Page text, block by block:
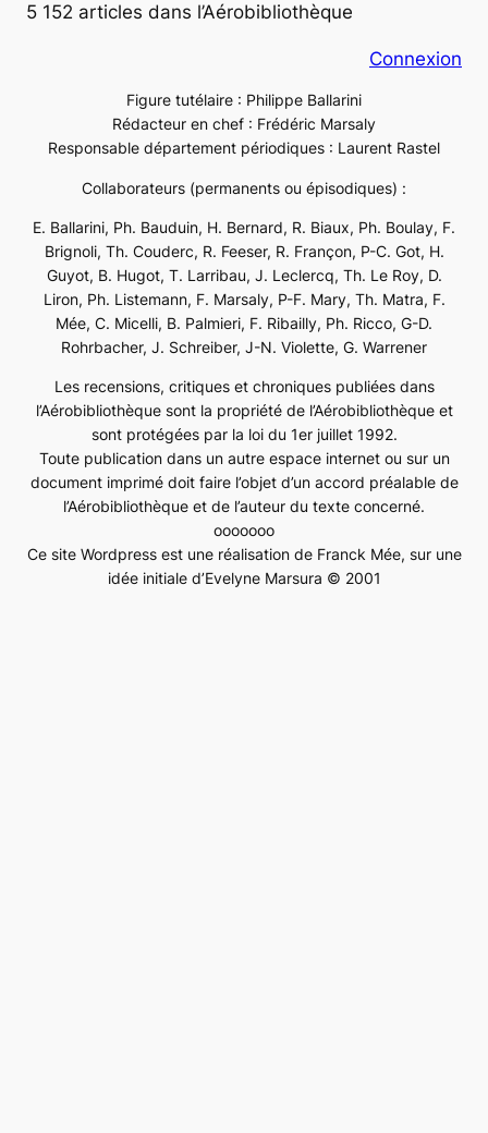
5 152 articles dans l’Aérobibliothèque
Connexion
Figure tutélaire : Philippe Ballarini
Rédacteur en chef : Frédéric Marsaly
Responsable département périodiques : Laurent Rastel
Collaborateurs (permanents ou épisodiques) :
E. Ballarini, Ph. Bauduin, H. Bernard, R. Biaux, Ph. Boulay, F.
Brignoli, Th. Couderc, R. Feeser, R. Françon, P-C. Got, H.
Guyot, B. Hugot, T. Larribau, J. Leclercq, Th. Le Roy, D.
Liron, Ph. Listemann, F. Marsaly, P-F. Mary, Th. Matra, F.
Mée, C. Micelli, B. Palmieri, F. Ribailly, Ph. Ricco, G-D.
Rohrbacher, J. Schreiber, J-N. Violette, G. Warrener
Les recensions, critiques et chroniques publiées dans
l’Aérobibliothèque sont la propriété de l’Aérobibliothèque et
sont protégées par la loi du 1er juillet 1992.
Toute publication dans un autre espace internet ou sur un
document imprimé doit faire l’objet d’un accord préalable de
l’Aérobibliothèque et de l’auteur du texte concerné.
ooooooo
Ce site Wordpress est une réalisation de Franck Mée, sur une
idée initiale d’Evelyne Marsura © 2001